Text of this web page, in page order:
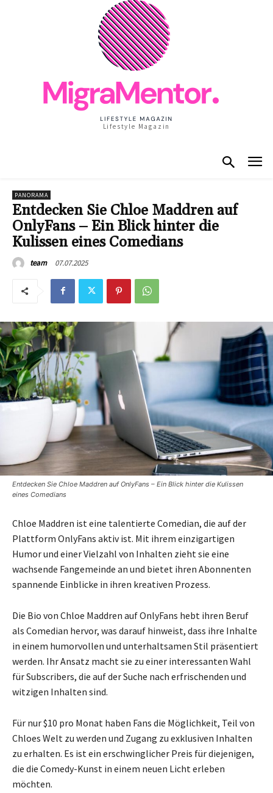
Lifestyle Magazin
PANORAMA
Entdecken Sie Chloe Maddren auf
OnlyFans – Ein Blick hinter die
Kulissen eines Comedians
team 07.07.2025
Entdecken Sie Chloe Maddren auf OnlyFans – Ein Blick hinter die Kulissen
eines Comedians
Chloe Maddren ist eine talentierte Comedian, die auf der
Plattform OnlyFans aktiv ist. Mit ihrem einzigartigen
Humor und einer Vielzahl von Inhalten zieht sie eine
wachsende Fangemeinde an und bietet ihren Abonnenten
spannende Einblicke in ihren kreativen Prozess.
Die Bio von Chloe Maddren auf OnlyFans hebt ihren Beruf
als Comedian hervor, was darauf hinweist, dass ihre Inhalte
in einem humorvollen und unterhaltsamen Stil präsentiert
werden. Ihr Ansatz macht sie zu einer interessanten Wahl
für Subscribers, die auf der Suche nach erfrischenden und
witzigen Inhalten sind.
Für nur $10 pro Monat haben Fans die Möglichkeit, Teil von
Chloes Welt zu werden und Zugang zu exklusiven Inhalten
zu erhalten. Es ist ein erschwinglicher Preis für diejenigen,
die die Comedy-Kunst in einem neuen Licht erleben
möchten.